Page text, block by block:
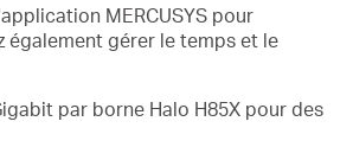
MERCUSYS pour
gérer le temps et le
par borne Halo H85X pour des